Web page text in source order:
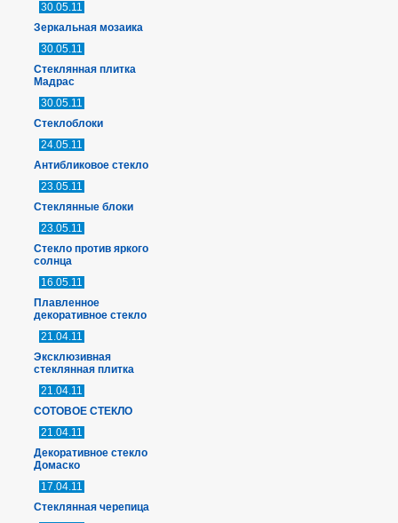
30.05.11
Зеркальная мозаика
30.05.11
Стеклянная плитка
Мадрас
30.05.11
Стеклоблоки
24.05.11
Антибликовое стекло
23.05.11
Стеклянные блоки
23.05.11
Стекло против яркого
солнца
16.05.11
Плавленное
декоративное стекло
21.04.11
Эксклюзивная
стеклянная плитка
21.04.11
СОТОВОЕ СТЕКЛО
21.04.11
Декоративное стекло
Домаско
17.04.11
Стеклянная черепица